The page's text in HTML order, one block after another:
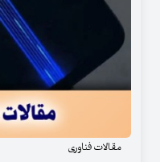
مقالات فناوری